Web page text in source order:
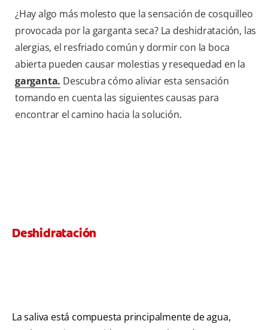
¿Hay algo más molesto que la sensación de cosquilleo
provocada por la garganta seca? La deshidratación, las
alergias, el resfriado común y dormir con la boca
abierta pueden causar molestias y resequedad en la
garganta. Descubra cómo aliviar esta sensación
tomando en cuenta las siguientes causas para
encontrar el camino hacia la solución.
Deshidratación
La saliva está compuesta principalmente de agua,